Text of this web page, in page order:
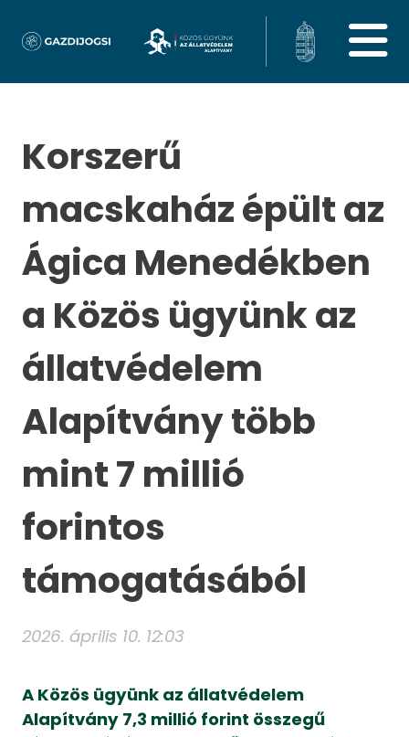
Korszerű
macskaház épült az
Ágica Menedékben
a Közös ügyünk az
állatvédelem
Alapítvány több
mint 7 millió
forintos
támogatásából
2026. április 10. 12:03
A Közös ügyünk az állatvédelem
Alapítvány 7,3 millió forint összegű